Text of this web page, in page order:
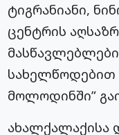
ტიგრანიანი,
ცენტრის
სახელწოდებით
მოლოდინში”
ახალქალაქისა